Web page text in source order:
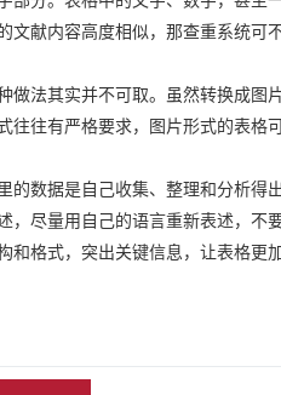
献内容高度相似，那查重系统可
法其实并不可取。虽然转换成图
往有严格要求，图片形式的表格
数据是自己收集、整理和分析得
尽量用自己的语言重新表述，不
格式，突出关键信息，让表格更